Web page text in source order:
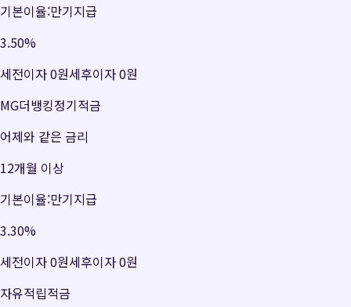
기본이율:만기지급
3.50%
세전이자0원세후이자0원
MG더뱅킹정기적금
어제와 같은 금리
12개월 이상
기본이율:만기지급
3.30%
세전이자0원세후이자0원
자유적립적금